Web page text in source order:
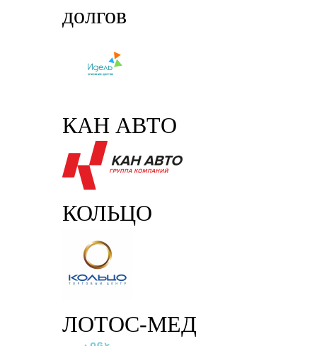
долгов
КАН АВТО
КОЛЬЦО
ЛОТОС-МЕД